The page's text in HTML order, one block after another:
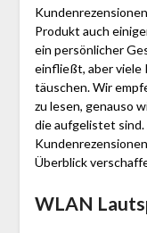
Produkt auch
ein persönlicher
einfließt, aber viele
täuschen. Wir
zu lesen, genauso
die aufgelistet
Überblick
WLAN